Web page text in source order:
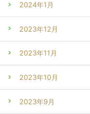
2024年1月
2023年12月
2023年11月
2023年10月
2023年9月